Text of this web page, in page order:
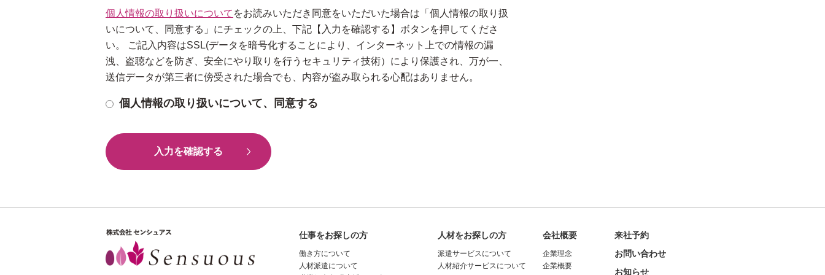
個人情報の取り扱いについて をお読みいただき同意をいただいた場合は「個人情報の取り扱
いについて、同意する」にチェックの上、下記【入力を確認する】ボタンを押してくださ
い。 ご記入内容はSSL(データを暗号化することにより、インターネット上での情報の漏
洩、盗聴などを防ぎ、安全にやり取りを行うセキュリティ技術）により保護され、万が一、
送信データが第三者に傍受された場合でも、内容が盗み取られる心配はありません。
個人情報の取り扱いについて、同意する
仕事をお探しの方
働き方について
人材派遣について
人材をお探しの方
派遣サービスについて
人材紹介サービスについて
会社概要
企業理念
企業概要
来社予約
お問い合わせ
お知らせ